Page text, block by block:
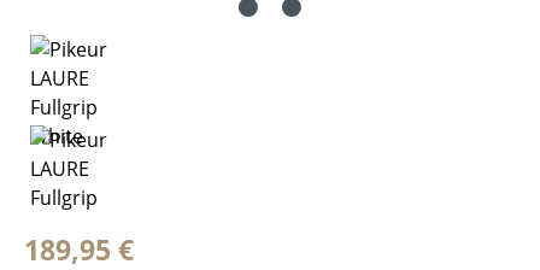
Regulärer Preis:
189,95 €